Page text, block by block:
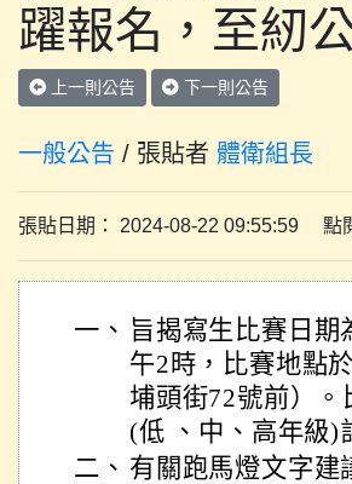
躍報名，至紉
上一則公告 下一則公告
一般公告 / 張貼者 體衛組長
張貼日期： 2024-08-22 09:55:59 點
一、 旨揭寫生比賽日期
午2時，比賽地點
埔頭街72號前）
(低 、中、高年級)
二、 有關跑馬燈文字建